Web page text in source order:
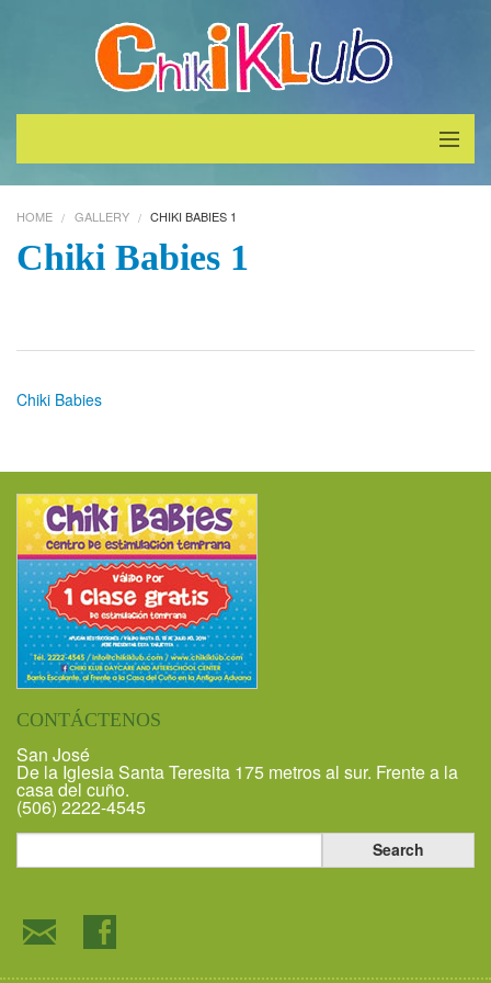
Inicio
¿Quiénes Somos?
Galeria
Contáctenos
HOME GALLERY CHIKI BABIES 1
Chiki Babies 1
Chiki Babies
CONTÁCTENOS
San José
De la Iglesia Santa Teresita 175 metros al sur. Frente a la
casa del cuño.
(506) 2222-4545